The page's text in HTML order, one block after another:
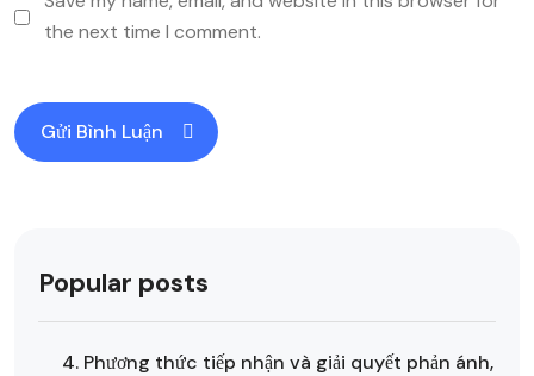
the next time I comment.
Popular posts
4. Phương thức tiếp nhận và giải quyết phản ánh,